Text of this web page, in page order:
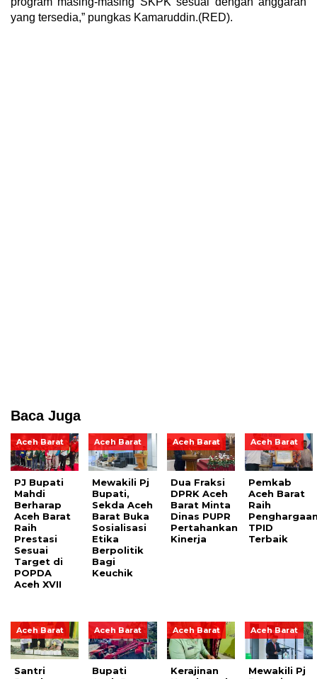
yang tersedia,” pungkas Kamaruddin.(RED).
Baca Juga
Aceh Barat
PJ Bupati
Mahdi
Berharap
Aceh Barat
Raih
Prestasi
Sesuai
Target di
POPDA
Aceh XVII
Aceh Barat
Mewakili Pj
Bupati,
Sekda Aceh
Barat Buka
Sosialisasi
Etika
Berpolitik
Bagi
Keuchik
Aceh Barat
Dua Fraksi
DPRK Aceh
Barat Minta
Dinas PUPR
Pertahankan
Kinerja
Aceh Barat
Pemkab
Aceh Barat
Raih
TPID
Terbaik
Aceh Barat
Santri
Aceh Barat
Bupati
Aceh Barat
Kerajinan
Aceh Barat
Mewakili Pj